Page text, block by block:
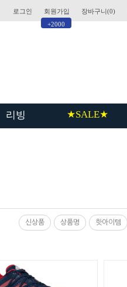
로그인
+2000
회원가입 장바구니(0)
리빙 ★SALE★
신상품 상품명 핫아이템